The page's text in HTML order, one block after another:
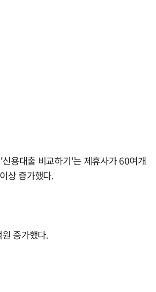
용대출 비교하기'는 제휴사가 60여개
상 증가했다.
증가했다.